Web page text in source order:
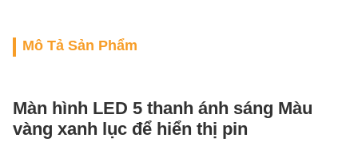
Mô Tả Sản Phẩm
Màn hình LED 5 thanh ánh sáng Màu
vàng xanh lục để hiển thị pin